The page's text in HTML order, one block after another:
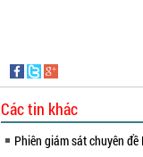
Các tin khác
Phiên giám sát chuyên